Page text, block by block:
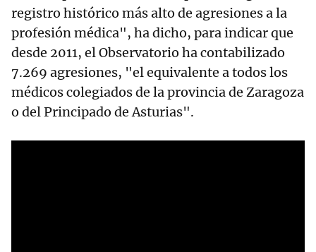
registro histórico más alto de agresiones a la
profesión médica", ha dicho, para indicar que
desde 2011, el Observatorio ha contabilizado
7.269 agresiones, "el equivalente a todos los
médicos colegiados de la provincia de Zaragoza
o del Principado de Asturias".